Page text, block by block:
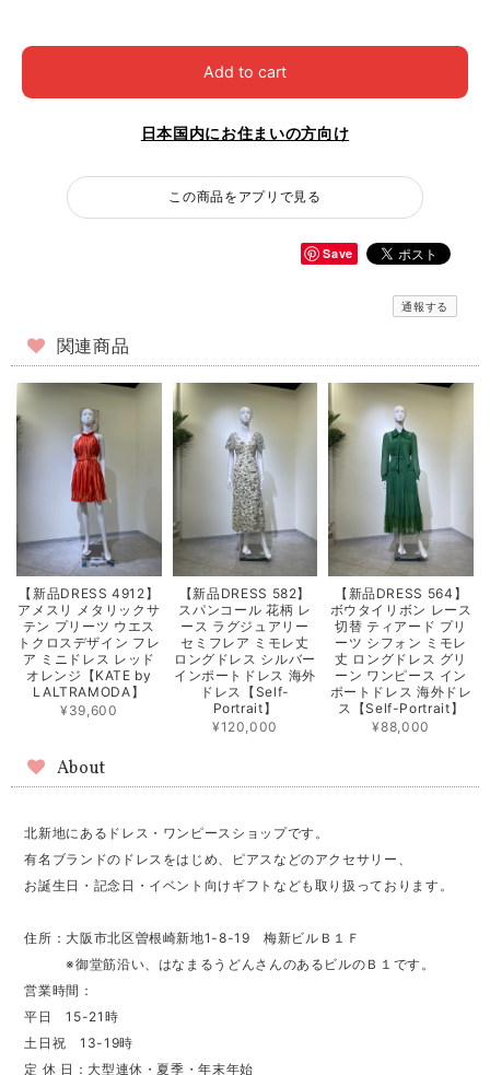
Add to cart
日本国内にお住まいの方向け
この商品をアプリで見る
Save
通報する
関連商品
【新品DRESS 4912】
アメスリ メタリックサ
テン プリーツ ウエス
トクロスデザイン フレ
ア ミニドレス レッド
オレンジ【KATE by
LALTRAMODA】
¥39,600
【新品DRESS 582】
スパンコール 花柄 レ
ース ラグジュアリー
セミフレア ミモレ丈
ロングドレス シルバー
インポートドレス 海外
ドレス【Self-
Portrait】
¥120,000
【新品DRESS 564】
ボウタイリボン レース
切替 ティアード プリ
ーツ シフォン ミモレ
丈 ロングドレス グリ
ーン ワンピース イン
ポートドレス 海外ドレ
ス【Self-Portrait】
¥88,000
About
北新地にあるドレス・ワンピースショップです。
有名ブランドのドレスをはじめ、ピアスなどのアクセサリー、
お誕生日・記念日・イベント向けギフトなども取り扱っております。
住所：大阪市北区曽根崎新地1-8-19 梅新ビルＢ１Ｆ
※御堂筋沿い、はなまるうどんさんのあるビルのＢ１です。
営業時間：
平日 15-21時
土日祝 13-19時
定 休 日：大型連休・夏季・年末年始